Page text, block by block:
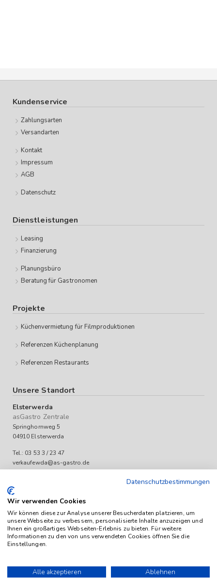
Kundenservice
Zahlungsarten
Versandarten
Kontakt
Impressum
AGB
Datenschutz
Dienstleistungen
Leasing
Finanzierung
Planungsbüro
Beratung für Gastronomen
Projekte
Küchenvermietung für Filmproduktionen
Referenzen Küchenplanung
Referenzen Restaurants
Unsere Standort
Elsterwerda
asGastro Zentrale
Springhornweg 5
04910 Elsterwerda
Tel.: 03 53 3 / 23 47
verkaufewda@as-gastro.de
Mo-Fr 09:00 bis 17:00 Uhr
Das Angebot von as-Gastro richtet sich ausschließlich an
und verstehen sich netto zzgl. geltender gesetzl. USt.
Datenschutzbestimmungen
Wir verwenden Cookies
Wir können diese zur Analyse unserer Besucherdaten platzieren, um
unsere Webseite zu verbessern, personalisierte Inhalte anzuzeigen und
Ihnen ein großartiges Webseiten-Erlebnis zu bieten. Für weitere
Informationen zu den von uns verwendeten Cookies öffnen Sie die
Einstellungen.
Alle akzeptieren Ablehnen